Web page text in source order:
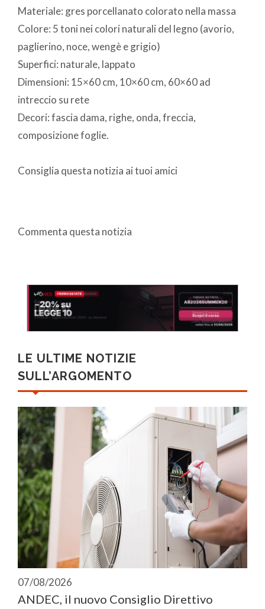
Materiale: gres porcellanato colorato nella massa
Colore: 5 toni nei colori naturali del legno (avorio,
paglierino, noce, wengè e grigio)
Superfici: naturale, lappato
Dimensioni: 15×60 cm, 10×60 cm, 60×60 ad
intreccio su rete
Decori: fascia dama, righe, onda, freccia,
composizione foglie.
Consiglia questa notizia ai tuoi amici
Commenta questa notizia
LE ULTIME NOTIZIE
SULL’ARGOMENTO
07/08/2026
ANDEC, il nuovo Consiglio Direttivo